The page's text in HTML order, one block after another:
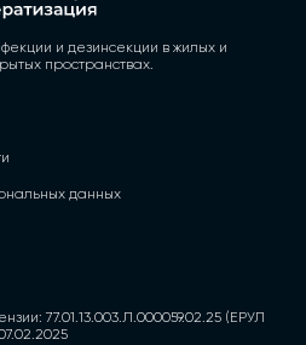
и дезинсекции в жилых и
пространствах.
данных
77.01.13.003.Л.000059.02.25 (ЕРУЛ